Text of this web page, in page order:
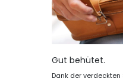
Gut behütet.
Dank der